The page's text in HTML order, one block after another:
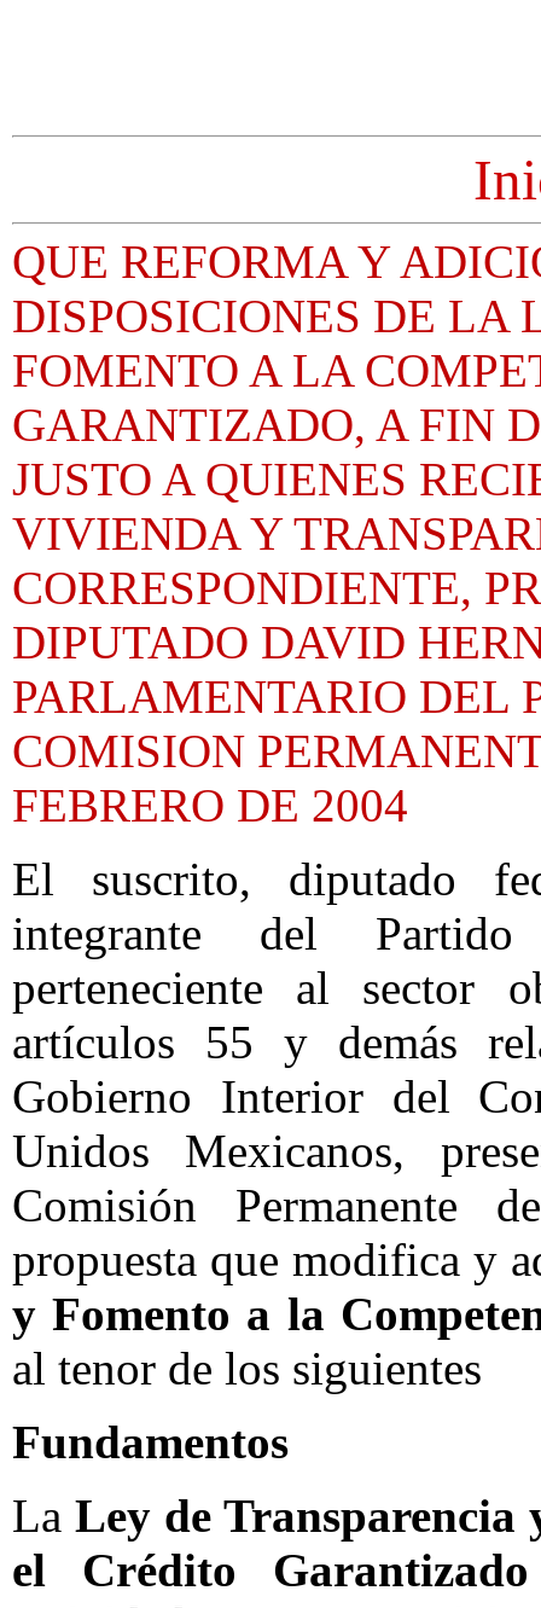
QUE REFORMA Y
DISPOSICIONES DE LA
FOMENTO A LA
GARANTIZADO, A FIN
JUSTO A QUIENES
VIVIENDA Y
CORRESPONDIENTE,
DIPUTADO DAVID
PARLAMENTARIO DEL
COMISION
FEBRERO DE 2004
El suscrito, diputado
integrante del Partido
perteneciente al sector
artículos 55 y demás
Gobierno Interior del
Unidos Mexicanos,
Comisión Permanente
propuesta que modifica y
y Fomento a la
al tenor de los siguientes
Fundamentos
LaLey de Transparencia
el Crédito Garantizado